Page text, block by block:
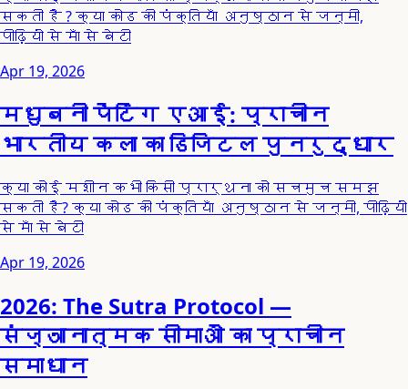
सकती है ? क्या कोड की पंक्तियाँ अनुष्ठान से जन्मी,
पीढ़ियों से माँ से बेटी
Apr 19, 2026
मधुबनी पेंटिंग एआई: प्राचीन
भारतीय कला का डिजिटल पुनरुद्धार
क्या कोई मशीन कभी किसी प्रार्थना को सचमुच समझ
सकती है? क्या कोड की पंक्तियाँ अनुष्ठान से जन्मी, पीढ़ियों
से माँ से बेटी
Apr 19, 2026
2026: The Sutra Protocol —
संज्ञानात्मक सीमाओं का प्राचीन
समाधान